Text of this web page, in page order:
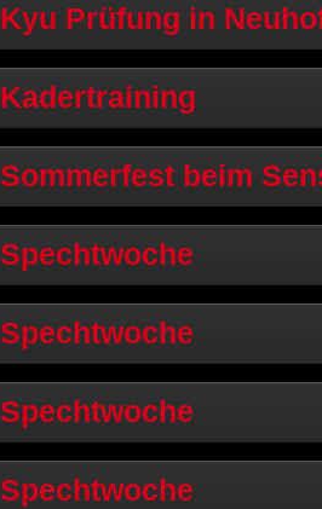
Kyu Prüfung in
Kadertraining
Sommerfest beim
Spechtwoche
Spechtwoche
Spechtwoche
Spechtwoche